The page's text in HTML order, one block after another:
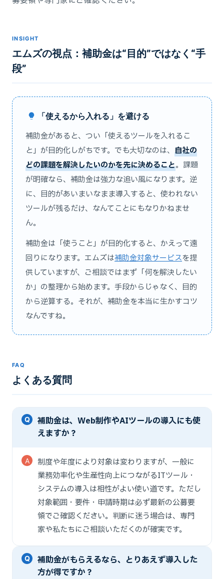
INSIGHT
エムズの視点：補助金は“目的”ではなく“手
段”
「使えるから入れる」を避ける
補助金があると、つい「使えるツールを入れるこ
と」が目的化しがちです。でも大切なのは、 自社の
どの課題を解決したいのかを先に決めること。課題
が明確なら、補助金は強力な追い風になります。逆
に、目的があいまいなまま導入すると、使われない
ツールが残るだけ、なんてことにもなりかねませ
ん。
補助金は「使うこと」が目的化すると、かえって遠
回りになります。エムズは補助金対象サービスを提
供していますが、ご相談ではまず「何を解決したい
か」の整理から始めます。手段からじゃなく、目的
から逆算する。それが、補助金を本当に生かすコツ
なんですね。
FAQ
よくある質問
補助金は、Web制作やAIツールの導入にも使
えますか？
制度や年度により対象は変わりますが、一般に
業務効率化や生産性向上につながるITツール・
システムの導入は相性がよい使い道です。ただし
対象範囲・要件・申請時期は必ず最新の公募要
領でご確認ください。判断に迷う場合は、専門
家や私たちにご相談いただくのが確実です。
補助金がもらえるなら、とりあえず導入した
方が得ですか？